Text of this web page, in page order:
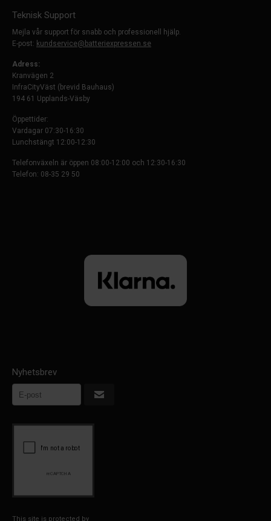
Teknisk Support
Mejla vår support för snabb och professionell hjälp.
E-post: kundservice@batteriexpressen.se
Adress:
Kranvägen 2
InfraCityVäst (brevid Bauhaus)
194 61 Upplands-Väsby
Öppettider:
Vardagar 07:30-16:30
Lunchstängt 12:00-12:30
Telefonväxeln är öppen 08:00-12:00 och 12:30-16:30
Telefon: 08-35 29 50
Nyhetsbrev
This site is protected by